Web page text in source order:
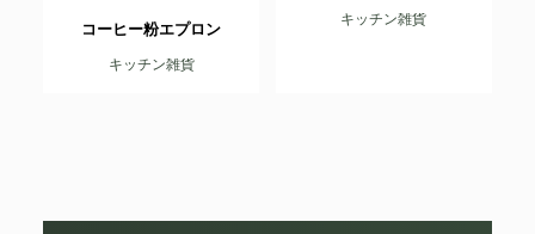
コーヒー粉エプロン
キッチン雑貨
キッチン雑貨